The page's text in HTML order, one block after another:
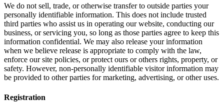
We do not sell, trade, or otherwise transfer to outside parties your
personally identifiable information. This does not include trusted
third parties who assist us in operating our website, conducting our
business, or servicing you, so long as those parties agree to keep this
information confidential. We may also release your information
when we believe release is appropriate to comply with the law,
enforce our site policies, or protect ours or others rights, property, or
safety. However, non-personally identifiable visitor information may
be provided to other parties for marketing, advertising, or other uses.
Registration